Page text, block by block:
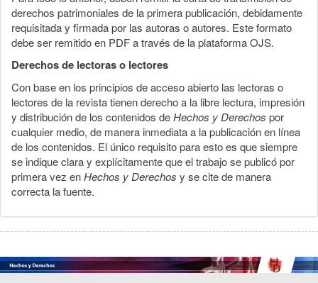
derechos patrimoniales de la primera publicación, debidamente
requisitada y firmada por las autoras o autores. Este formato
debe ser remitido en PDF a través de la plataforma OJS.
Derechos de lectoras o lectores
Con base en los principios de acceso abierto las lectoras o
lectores de la revista tienen derecho a la libre lectura, impresión
y distribución de los contenidos deHechos y Derechos por
cualquier medio, de manera inmediata a la publicación en línea
de los contenidos. El único requisito para esto es que siempre
se indique clara y explícitamente que el trabajo se publicó por
primera vez enHechos y Derechos y se cite de manera
correcta la fuente.